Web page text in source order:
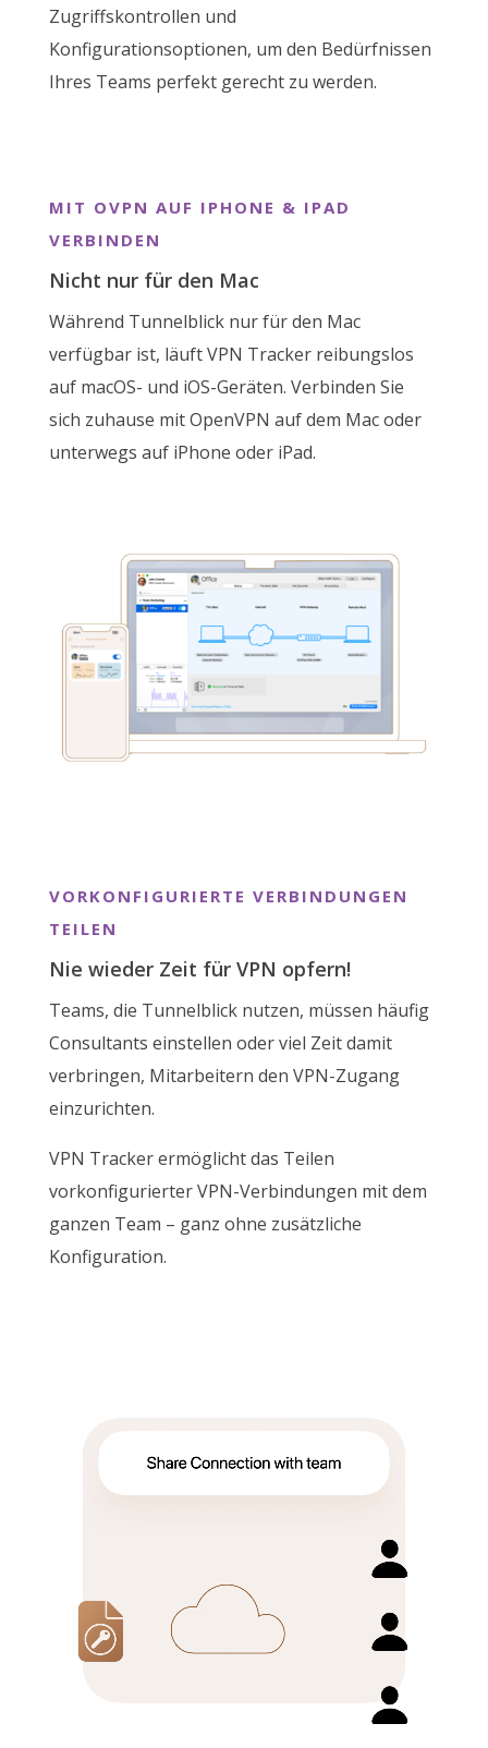
Zugriffskontrollen und
Konfigurationsoptionen, um den Bedürfnissen
Ihres Teams perfekt gerecht zu werden.
MIT OVPN AUF IPHONE & IPAD
VERBINDEN
Nicht nur für den Mac
Während Tunnelblick nur für den Mac
verfügbar ist, läuft VPN Tracker reibungslos
auf macOS- und iOS-Geräten. Verbinden Sie
sich zuhause mit OpenVPN auf dem Mac oder
unterwegs auf iPhone oder iPad.
VORKONFIGURIERTE VERBINDUNGEN
TEILEN
Nie wieder Zeit für VPN opfern!
Teams, die Tunnelblick nutzen, müssen häufig
Consultants einstellen oder viel Zeit damit
verbringen, Mitarbeitern den VPN-Zugang
einzurichten.
VPN Tracker ermöglicht das Teilen
vorkonfigurierter VPN-Verbindungen mit dem
ganzen Team – ganz ohne zusätzliche
Konfiguration.